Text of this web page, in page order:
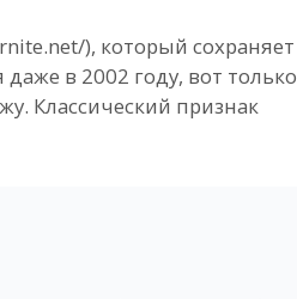
), который сохраняет
в 2002 году, вот только
Классический признак